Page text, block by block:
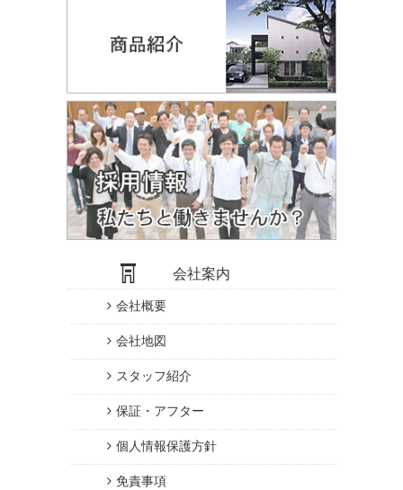
会社案内
会社概要
会社地図
スタッフ紹介
保証・アフター
個人情報保護方針
免責事項